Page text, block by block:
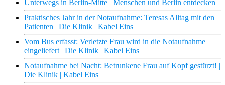
Unterwegs in Berlin-Mitte | Menschen und Berlin entdecken
Praktisches Jahr in der Notaufnahme: Teresas Alltag mit den
Patienten | Die Klinik | Kabel Eins
Vom Bus erfasst: Verletzte Frau wird in die Notaufnahme
eingeliefert | Die Klinik | Kabel Eins
Notaufnahme bei Nacht: Betrunkene Frau auf Kopf gestürzt! |
Die Klinik | Kabel Eins